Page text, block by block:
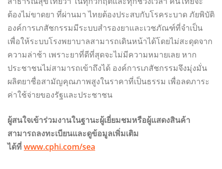
ต้องไม่ขาดยา ที่ผ่านมา ไทยต้องประสบกับโรคระบาด ภัยพิบัติ
องค์การเภสัชกรรมมีระบบสำรองยาและเวชภัณฑ์ที่จำเป็น
เพื่อให้ระบบโรงพยาบาลสามารถเดินหน้าได้โดยไม่สะดุดจาก
ความล่าช้า เพราะยาที่ดีที่สุดจะไม่มีความหมายเลย หาก
ประชาชนไม่สามารถเข้าถึงได้ องค์การเภสัชกรรมจึงมุ่งมั่น
ผลิตยาชื่อสามัญคุณภาพสูงในราคาที่เป็นธรรม เพื่อลดภาระ
ค่าใช้จ่ายของรัฐและประชาชน
ผู้สนใจเข้าร่วมงานในฐานะผู้เยี่ยมชมหรือผู้แสดงสินค้า
สามารถลงทะเบียนและดูข้อมูลเพิ่มเติม
ได้ที่www.cphi.com/sea